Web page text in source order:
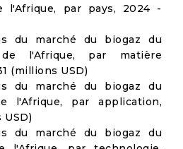
l'Afrique, par pays, 2024 -
du marché du biogaz du
l'Afrique, par matière
(millions USD)
du marché du biogaz du
l'Afrique, par application,
du marché du biogaz du